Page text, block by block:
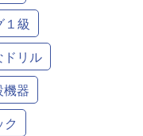
１級
ドリル
機器